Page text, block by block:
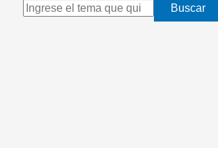
Buscar